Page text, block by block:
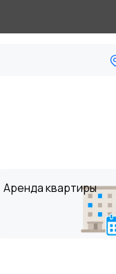
Аренда квартиры